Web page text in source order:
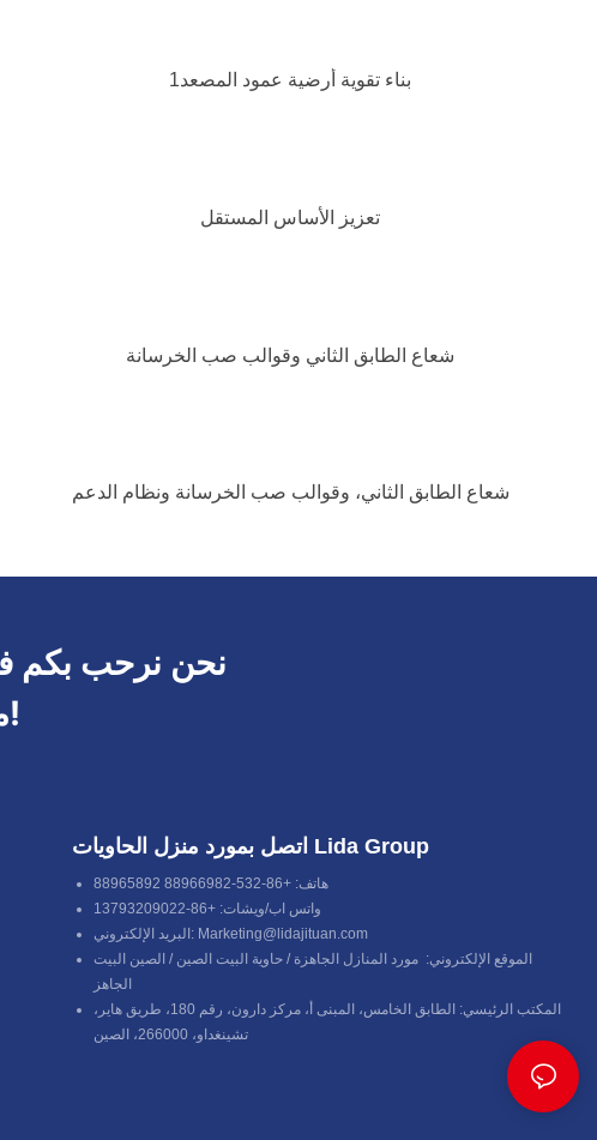
بناء تقوية أرضية عمود المصعد1
تعزيز الأساس المستقل
شعاع الطابق الثاني وقوالب صب الخرسانة
شعاع الطابق الثاني، وقوالب صب الخرسانة ونظام الدعم
نحن نرحب بكم
منزل جاهز ونتطلع إلى العمل معك!
اتصل بمورد منزل الحاويات Lida Group
هاتف: +86-532-88966982 88965892
واتس اب/ويشات: +86-13793209022
البريد الإلكتروني: Marketing@lidajituan.com
الموقع الإلكتروني: مورد المنازل الجاهزة/ حاوية البيت الصين/ الصين البيت
الجاهز
المكتب الرئيسي: الطابق الخامس، المبنى أ، مركز دارون، رقم 180، طريق هاير،
تشينغداو، 266000، الصين